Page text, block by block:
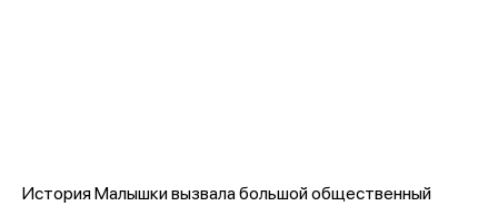
История Малышки вызвала большой общественный